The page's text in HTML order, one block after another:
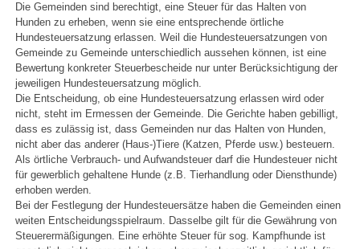
Die Gemeinden sind berechtigt, eine Steuer für das Halten von
Hunden zu erheben, wenn sie eine entsprechende örtliche
Hundesteuersatzung erlassen. Weil die Hundesteuersatzungen von
Gemeinde zu Gemeinde unterschiedlich aussehen können, ist eine
Bewertung konkreter Steuerbescheide nur unter Berücksichtigung der
jeweiligen Hundesteuersatzung möglich.
Die Entscheidung, ob eine Hundesteuersatzung erlassen wird oder
nicht, steht im Ermessen der Gemeinde. Die Gerichte haben gebilligt,
dass es zulässig ist, dass Gemeinden nur das Halten von Hunden,
nicht aber das anderer (Haus-)Tiere (Katzen, Pferde usw.) besteuern.
Als örtliche Verbrauch- und Aufwandsteuer darf die Hundesteuer nicht
für gewerblich gehaltene Hunde (z.B. Tierhandlung oder Diensthunde)
erhoben werden.
Bei der Festlegung der Hundesteuersätze haben die Gemeinden einen
weiten Entscheidungsspielraum. Dasselbe gilt für die Gewährung von
Steuerermäßigungen. Eine erhöhte Steuer für sog. Kampfhunde ist